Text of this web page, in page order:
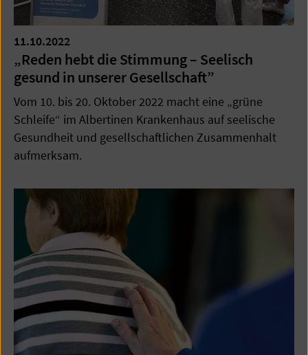
11.10.2022
„Reden hebt die Stimmung – Seelisch
gesund in unserer Gesellschaft”
Vom 10. bis 20. Oktober 2022 macht eine „grüne
Schleife“ im Albertinen Krankenhaus auf seelische
Gesundheit und gesellschaftlichen Zusammenhalt
aufmerksam.